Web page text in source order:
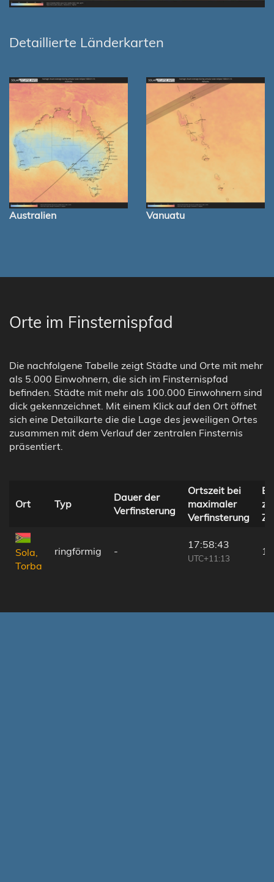
Detaillierte Länderkarten
Australien Vanuatu
Orte im Finsternispfad
Die nachfolgene Tabelle zeigt Städte und Orte mit mehr
als 5.000 Einwohnern, die sich im Finsternispfad
befinden. Städte mit mehr als 100.000 Einwohnern sind
dick gekennzeichnet. Mit einem Klick auf den Ort öffnet
sich eine Detailkarte die die Lage des jeweiligen Ortes
zusammen mit dem Verlauf der zentralen Finsternis
präsentiert.
Ort Typ
Dauer der
Verfinsterung
Ortszeit bei
maximaler
Verfinsterung
Sola,
Torba
ringförmig -
17:58:43
UTC+11:13